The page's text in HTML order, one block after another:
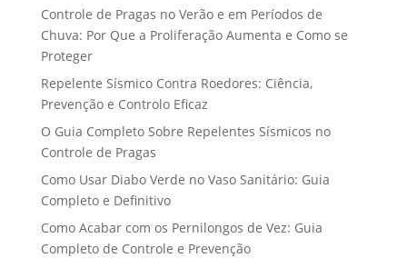
Controle de Pragas no Verão e em Períodos de
Chuva: Por Que a Proliferação Aumenta e Como se
Proteger
Repelente Sísmico Contra Roedores: Ciência,
Prevenção e Controlo Eficaz
O Guia Completo Sobre Repelentes Sísmicos no
Controle de Pragas
Como Usar Diabo Verde no Vaso Sanitário: Guia
Completo e Definitivo
Como Acabar com os Pernilongos de Vez: Guia
Completo de Controle e Prevenção